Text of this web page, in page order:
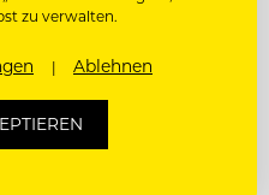
OFFICE AGENT
(M/W/D)
zu verwalten.
Ablehnen